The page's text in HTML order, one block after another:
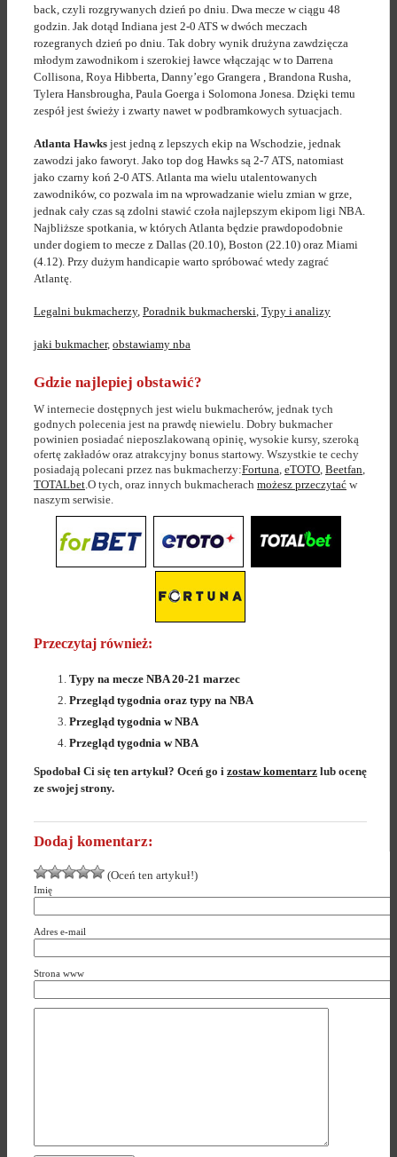
back, czyli rozgrywanych dzień po dniu. Dwa mecze w ciągu 48
godzin. Jak dotąd Indiana jest 2-0 ATS w dwóch meczach
rozegranych dzień po dniu. Tak dobry wynik drużyna zawdzięcza
młodym zawodnikom i szerokiej ławce włączając w to Darrena
Collisona, Roya Hibberta, Danny’ego Grangera , Brandona Rusha,
Tylera Hansbrougha, Paula Goerga i Solomona Jonesa. Dzięki temu
zespół jest świeży i zwarty nawet w podbramkowych sytuacjach.
Atlanta Hawks jest jedną z lepszych ekip na Wschodzie, jednak
zawodzi jako faworyt. Jako top dog Hawks są 2-7 ATS, natomiast
jako czarny koń 2-0 ATS. Atlanta ma wielu utalentowanych
zawodników, co pozwala im na wprowadzanie wielu zmian w grze,
jednak cały czas są zdolni stawić czoła najlepszym ekipom ligi NBA.
Najbliższe spotkania, w których Atlanta będzie prawdopodobnie
under dogiem to mecze z Dallas (20.10), Boston (22.10) oraz Miami
(4.12). Przy dużym handicapie warto spróbować wtedy zagrać
Atlantę.
Legalni bukmacherzy, Poradnik bukmacherski, Typy i analizy
jaki bukmacher, obstawiamy nba
Gdzie najlepiej obstawić?
W internecie dostępnych jest wielu bukmacherów, jednak tych
godnych polecenia jest na prawdę niewielu. Dobry bukmacher
powinien posiadać nieposzlakowaną opinię, wysokie kursy, szeroką
ofertę zakładów oraz atrakcyjny bonus startowy. Wszystkie te cechy
posiadają polecani przez nas bukmacherzy:Fortuna, eTOTO, Beetfan,
TOTALbet.O tych, oraz innych bukmacherach możesz przeczytać w
naszym serwisie.
Przeczytaj również:
Typy na mecze NBA 20-21 marzec
Przegląd tygodnia oraz typy na NBA
Przegląd tygodnia w NBA
Przegląd tygodnia w NBA
Spodobał Ci się ten artykuł? Oceń go i zostaw komentarz lub ocenę
ze swojej strony.
Dodaj komentarz:
(Oceń ten artykuł!)
Imię
Adres e-mail
Strona www